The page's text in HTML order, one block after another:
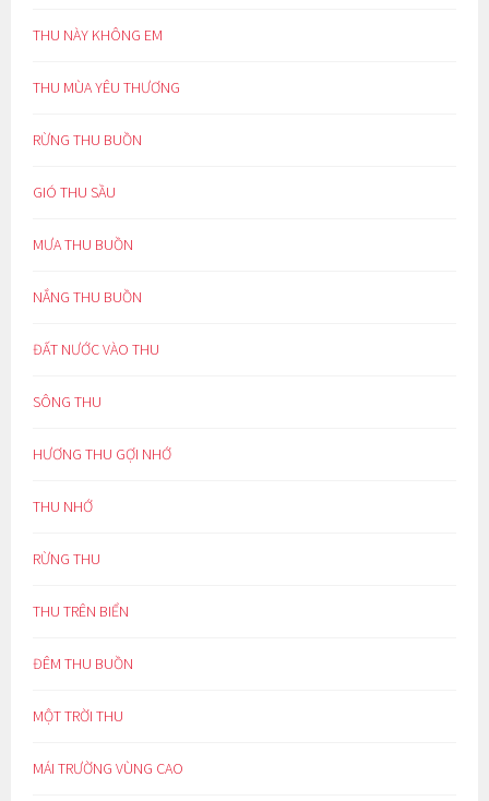
THU NÀY KHÔNG EM
THU MÙA YÊU THƯƠNG
RỪNG THU BUỒN
GIÓ THU SẦU
MƯA THU BUỒN
NẮNG THU BUỒN
ĐẤT NƯỚC VÀO THU
SÔNG THU
HƯƠNG THU GỢI NHỚ
THU NHỚ
RỪNG THU
THU TRÊN BIỂN
ĐÊM THU BUỒN
MỘT TRỜI THU
MÁI TRƯỜNG VÙNG CAO